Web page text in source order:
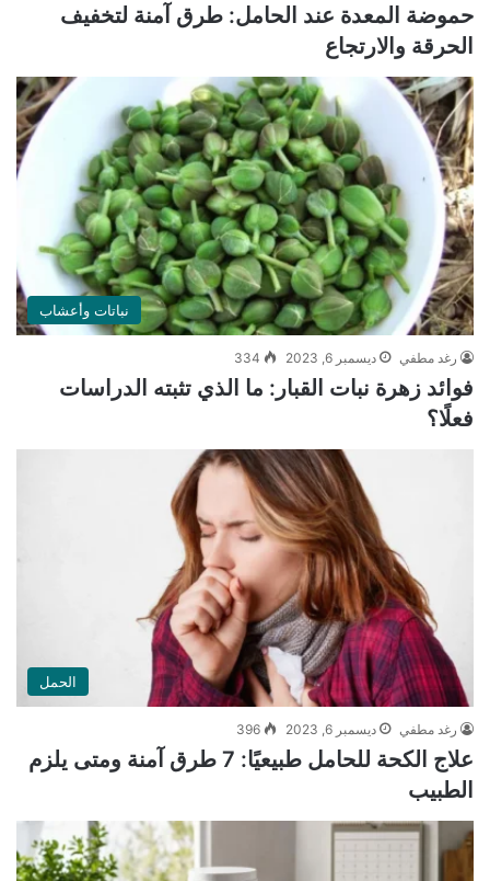
حموضة المعدة عند الحامل: طرق آمنة لتخفيف
الحرقة والارتجاع
نباتات وأعشاب
رغد مطفي ديسمبر 6, 2023 334
فوائد زهرة نبات القبار: ما الذي تثبته الدراسات
فعلًا؟
الحمل
رغد مطفي ديسمبر 6, 2023 396
علاج الكحة للحامل طبيعيًا: 7 طرق آمنة ومتى يلزم
الطبيب